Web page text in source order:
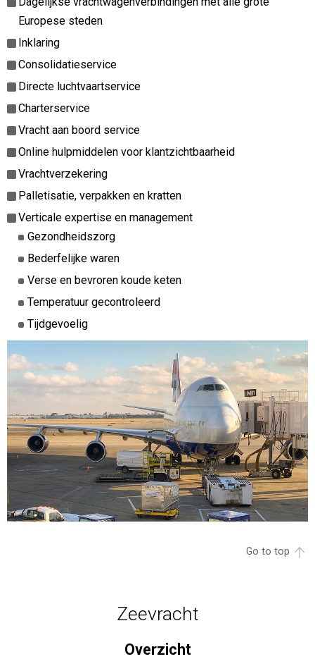
Europese steden
Inklaring
Consolidatieservice
Directe luchtvaartservice
Charterservice
Vracht aan boord service
Online hulpmiddelen voor klantzichtbaarheid
Vrachtverzekering
Palletisatie, verpakken en kratten
Verticale expertise en management
Gezondheidszorg
Bederfelijke waren
Verse en bevroren koude keten
Temperatuur gecontroleerd
Tijdgevoelig
Go to top
Zeevracht
Overzicht